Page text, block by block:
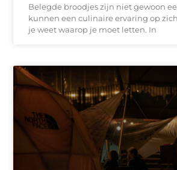
Belegde broodjes zijn niet gewoon
kunnen een culinaire ervaring op
je weet waarop je moet letten. In